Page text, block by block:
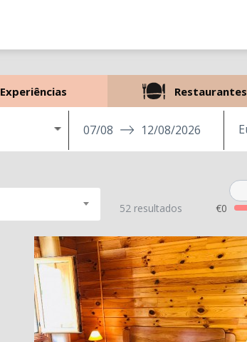
Experiências Restaurantes
07/08 12/08/2026
52 resultados €0